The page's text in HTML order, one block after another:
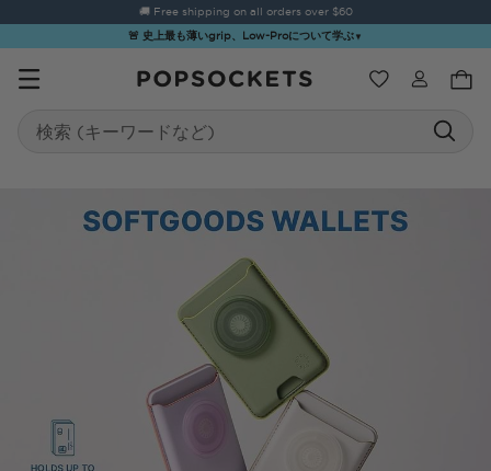
🚚 Free shipping on all orders over $60
🚨 史上最も薄いgrip、Low-Proについて学ぶ ▼
PopSockets ホーム
ウィッシュ
Search
Hello Kitty®
and Friends
Second
Morning